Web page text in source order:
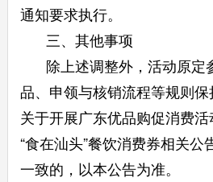
通知要求执行。
三、其他事项
除上述调整外，活动原定
品、申领与核销流程等规则
关于开展广东优品购促消费活
“食在汕头”餐饮消费券相关公
一致的，以本公告为准。